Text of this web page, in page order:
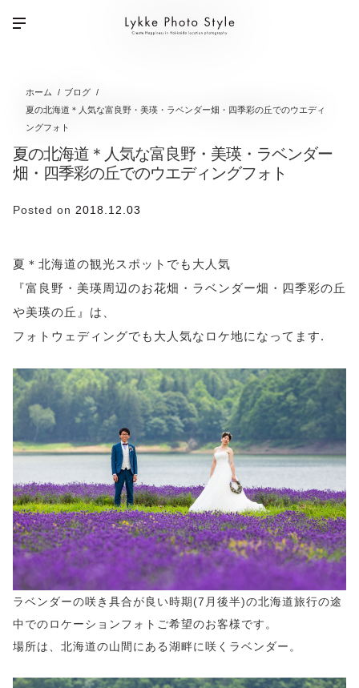
ホーム
ブログ
夏の北海道＊人気な富良野・美瑛・ラベンダー畑・四季彩の丘でのウエディ
ングフォト
夏の北海道＊人気な富良野・美瑛・ラベンダー
畑・四季彩の丘でのウエディングフォト
Posted on 2018.12.03
夏＊北海道の観光スポットでも大人気
『富良野・美瑛周辺のお花畑・ラベンダー畑・四季彩の丘
や美瑛の丘』は、
フォトウェディングでも大人気なロケ地になってます.
ラベンダーの咲き具合が良い時期(7月後半)の北海道旅行の途
中でのロケーションフォトご希望のお客様です。
場所は、北海道の山間にある湖畔に咲くラベンダー。